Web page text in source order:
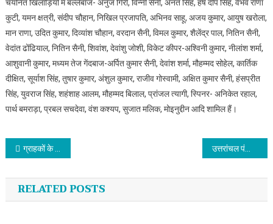
चयनित खिलाड़ियों में बल्लेबाज- अनुज गिरी, विन्नी सैनी, अनंत सिंह, हर्ष दीप सिंह, वैभव राणा
कुटी, यमन क्षत्री, संदीप चौहान, निखिल प्रजापति, अभिनव साहू, अजय कुमार, आयुष खरोला,
मान राणा, उदित कुमार, दिव्यांश चौहान, वरदान सैनी, विमल कुमार, शैलेंद्र पाल, नितिन सैनी,
वेदांत ढोंढियाल, नितिन सैनी, शिवांश, देवांशु जोशी, विकेट कीपर-अश्विनी कुमार, नीलांश शर्मा,
आशुवानी कुमार, मध्यम तेज गेंदबाज-अर्पित कुमार सैनी, देवांश शर्मा, मौहम्मद सोहेल, कार्तिक
दीक्षित, सूर्याश सिंह, तुषार कुमार, अंशुल कुमार, राजीव गोस्वामी, अक्षित कुमार सैनी, हंसप्रीत
सिंह, युवराज सिंह, शहंशाह आलम, मौहम्मद बिलाल, प्रांजल त्यागी, स्पिनर- अनिकेत रहाल,
पार्थ बमराड़ा, प्रबल सचदेवा, वंश कश्यप, सुजात मलिक, मोइनुद्दीन आदि शामिल हैं।
Post navigation
ग्राहकों के साथ बेहतर व्यवहार व त्वरित बैंकिंग सेवा ही बैंक की असली पहचान : अनिरूद्ध भाटी उत्तरांचल पंजाबी महासभा के संयोजन में बुजुर्गो को लगाए गए वैक्सीन के टीके
RELATED POSTS